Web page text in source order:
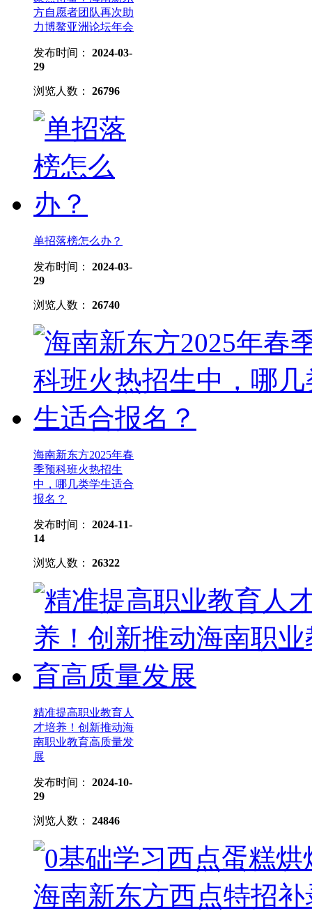
方自愿者团队再次助
力博鳌亚洲论坛年会
发布时间： 2024-03-
29
浏览人数： 26796
单招落榜怎么办？
发布时间： 2024-03-
29
浏览人数： 26740
海南新东方2025年春
季预科班火热招生
中，哪几类学生适合
报名？
发布时间： 2024-11-
14
浏览人数： 26322
精准提高职业教育人
才培养！创新推动海
南职业教育高质量发
展
发布时间： 2024-10-
29
浏览人数： 24846